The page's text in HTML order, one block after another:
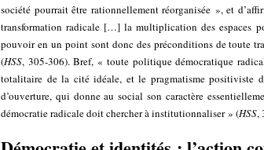
société pourrait être rationnellement réorganisée », et
transformation radicale […] la multiplication des espaces
pouvoir en un point sont donc des préconditions de toute
(HSS, 305-306). Bref, « toute politique démocratique
totalitaire de la cité idéale, et le pragmatisme positiviste
d’ouverture, qui donne au social son caractère
démocratie radicale doit chercher à institutionnaliser » (HSS,